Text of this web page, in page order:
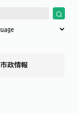
市政情報